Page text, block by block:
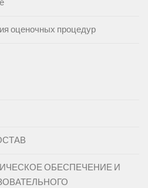
оценочных процедур
ОБЕСПЕЧЕНИЕ И